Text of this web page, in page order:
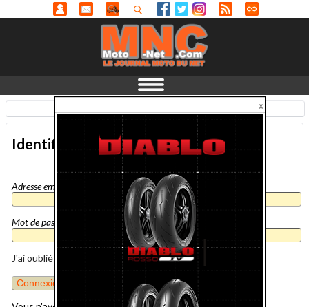
Identification
Adresse email
Mot de passe
J'ai oublié mon mot de passe